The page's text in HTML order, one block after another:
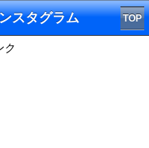
スタグラム TOP
ク